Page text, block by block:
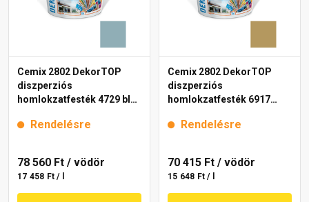
Cemix 2802 DekorTOP
diszperziós
homlokzatfesték 4729 blue
Rendelésre
78 560 Ft / vödör
17 458 Ft / l
Cemix 2802 DekorTOP
diszperziós
homlokzatfesték 6917
Rendelésre
70 415 Ft / vödör
15 648 Ft / l